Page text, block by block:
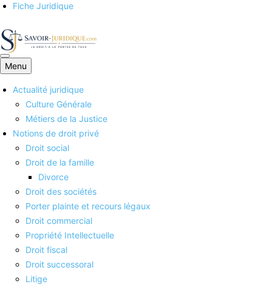
Fiche Juridique
Savoirs juridiques
Menu
Actualité juridique
Culture Générale
Métiers de la Justice
Notions de droit privé
Droit social
Droit de la famille
Divorce
Droit des sociétés
Porter plainte et recours légaux
Droit commercial
Propriété Intellectuelle
Droit fiscal
Droit successoral
Litige